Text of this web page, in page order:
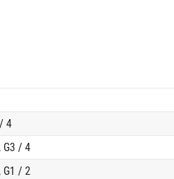
4
G3 / 4
G1 / 2